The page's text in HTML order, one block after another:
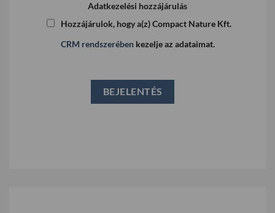
Adatkezelési hozzájárulás
Hozzájárulok, hogy a(z) Compact Nature Kft.
CRM rendszerében kezelje az adataimat.